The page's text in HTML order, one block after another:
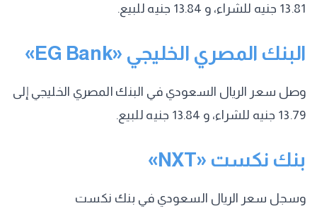
13.81 جنيه للشراء، و 13.84 جنيه للبيع.
البنك المصري الخليجي «EG Bank»
وصل سعر الريال السعودي في البنك المصري الخليجي إلى
13.79 جنيه للشراء، و 13.84 جنيه للبيع.
بنك نكست «NXT»
وسجل سعر الريال السعودي في بنك نكست